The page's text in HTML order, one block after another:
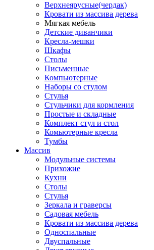
Верхнеярусные(чердак)
Кровати из массива дерева
Мягкая мебель
Детские диванчики
Кресла-мешки
Шкафы
Столы
Письменные
Компьютерные
Наборы со стулом
Стулья
Стульчики для кормления
Простые и складные
Комплект стул и стол
Комьютерные кресла
Тумбы
Массив
Модульные системы
Прихожие
Кухни
Столы
Стулья
Зеркала и граверсы
Садовая мебель
Кровати из массива дерева
Односпальные
Двуспальные